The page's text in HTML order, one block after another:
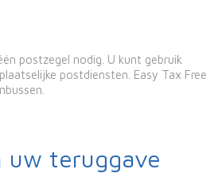
postzegel nodig. U kunt gebruik
postdiensten. Easy Tax Free
uw teruggave